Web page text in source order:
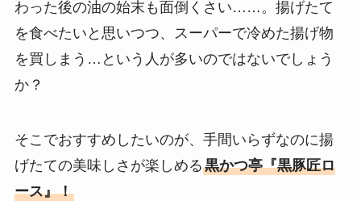
わった後の油の始末も面倒くさい……。揚げたて
を食べたいと思いつつ、スーパーで冷めた揚げ物
を買しまう…という人が多いのではないでしょう
か？
そこでおすすめしたいのが、手間いらずなのに揚
げたての美味しさが楽しめる黒かつ亭『黒豚匠ロ
ース』！